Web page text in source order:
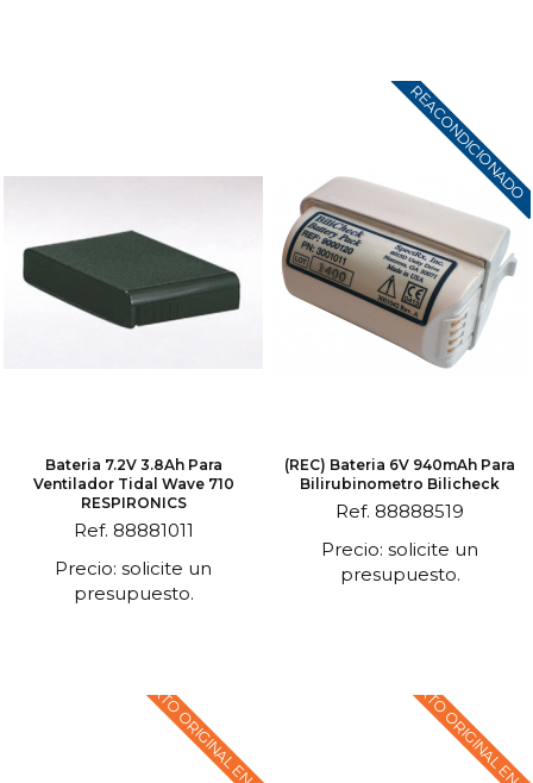
Bateria 7.2V 3.8Ah Para
Ventilador Tidal Wave 710
RESPIRONICS
Ref. 88881011
Precio: solicite un
presupuesto.
REACONDICIONADO
(REC) Bateria 6V 940mAh Para
Bilirubinometro Bilicheck
Ref. 88888519
Precio: solicite un
presupuesto.
TEXTO ORIGINAL EN TEXTO ORIGINAL EN